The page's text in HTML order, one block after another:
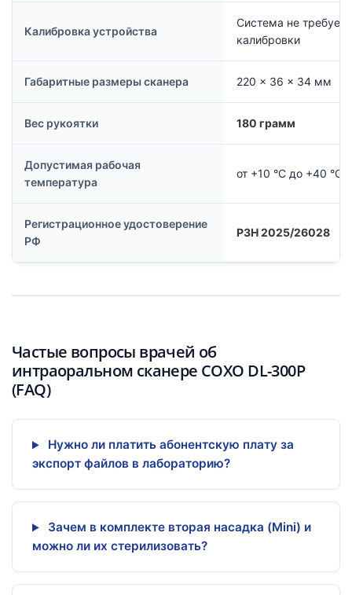
Калибровка устройства
Система не требует
калибровки
Габаритные размеры сканера 220 × 36 × 34 мм
Вес рукоятки 180 грамм
Допустимая рабочая
температура
от +10 °C до +40 °C
Регистрационное удостоверение
РФ
РЗН 2025/26028
Частые вопросы врачей об
интраоральном сканере COXO DL-300P
(FAQ)
Нужно ли платить абонентскую плату за
экспорт файлов в лабораторию?
Зачем в комплекте вторая насадка (Mini) и
можно ли их стерилизовать?